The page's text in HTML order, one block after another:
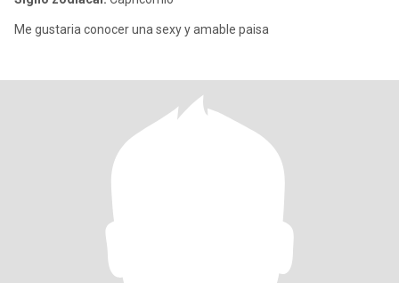
Me gustaria conocer una sexy y amable paisa